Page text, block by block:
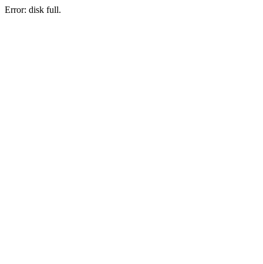
Error: disk full.